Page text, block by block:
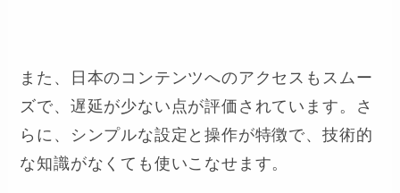
また、日本のコンテンツへのアクセスもスムー
ズで、遅延が少ない点が評価されています。さ
らに、シンプルな設定と操作が特徴で、技術的
な知識がなくても使いこなせます。